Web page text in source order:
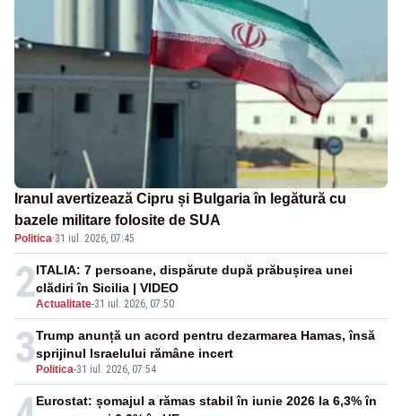
Iranul avertizează Cipru și Bulgaria în legătură cu
bazele militare folosite de SUA
Politica·31 iul. 2026, 07:45
2Actualitate-31 iul. 2026, 07:50
ITALIA: 7 persoane, dispărute după prăbușirea unei
clădiri în Sicilia | VIDEO
3 Politica-31 iul. 2026, 07:54
Trump anunță un acord pentru dezarmarea Hamas, însă
sprijinul Israelului rămâne incert
Eurostat: șomajul a rămas stabil în iunie 2026 la 6,3% în